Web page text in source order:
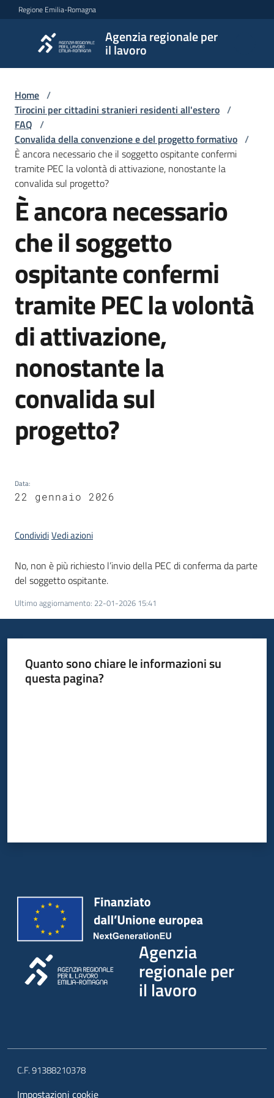
Vai al contenuto
Vai alla navigazione
Vai al footer
Regione Emilia-Romagna
Agenzia regionale per
il lavoro
Agenzia
regionale
per il
L'Agenzia
Novità
Servizi
centri
per
l'impiego
Lavoro
per
te
Seguici
Home /
Tirocini per cittadini stranieri residenti all'estero /
FAQ /
Convalida della convenzione e del progetto formativo /
È ancora necessario che il soggetto ospitante confermi
tramite PEC la volontà di attivazione, nonostante la
convalida sul progetto?
Salta al contenuto
È ancora necessario
che il soggetto
ospitante confermi
tramite PEC la volontà
di attivazione,
nonostante la
convalida sul
progetto?
Data:
22 gennaio 2026
CondividiVedi azioni
No, non è più richiesto l’invio della PEC di conferma da parte
del soggetto ospitante.
Ultimo aggiornamento: 22-01-2026 15:41
Quanto sono chiare le informazioni su
questa pagina?
Agenzia
regionale per
il lavoro
C.F. 91388210378
Impostazioni cookie